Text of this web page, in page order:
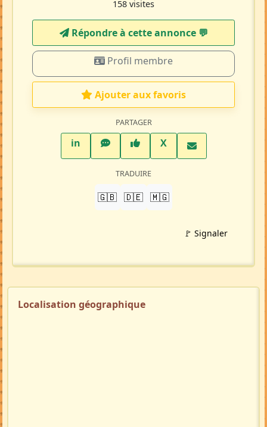
158 visites
Répondre à cette annonce 💬​
Profil membre
Ajouter aux favoris
PARTAGER
inLinkedInWhatsAppFacebook
XTwitter X
TRADUIRE
🇬🇧 🇩🇪 🇲🇬
🚩 Signaler
Localisation géographique